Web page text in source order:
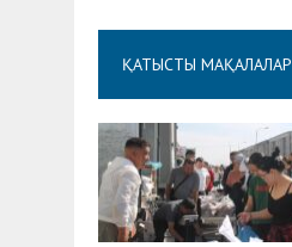
ҚАТЫСТЫ МАҚАЛАЛАР